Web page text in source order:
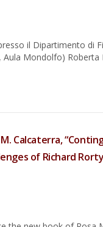
il Dipartimento di
Mondolfo)
Calcaterra,
of Richard